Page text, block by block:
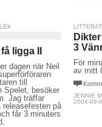
ligga II
dagen när Neil
till
Spelet, besöker
Jag träffar
releasefesten på
får 3 minuters
3
För
av mitt
JENNIE
2004-09-